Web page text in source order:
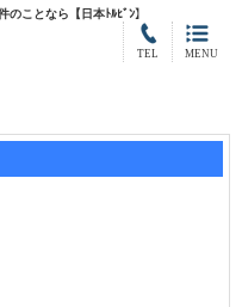
のことなら【日本ﾄﾙﾋﾞﾝ】
MENU
TEL